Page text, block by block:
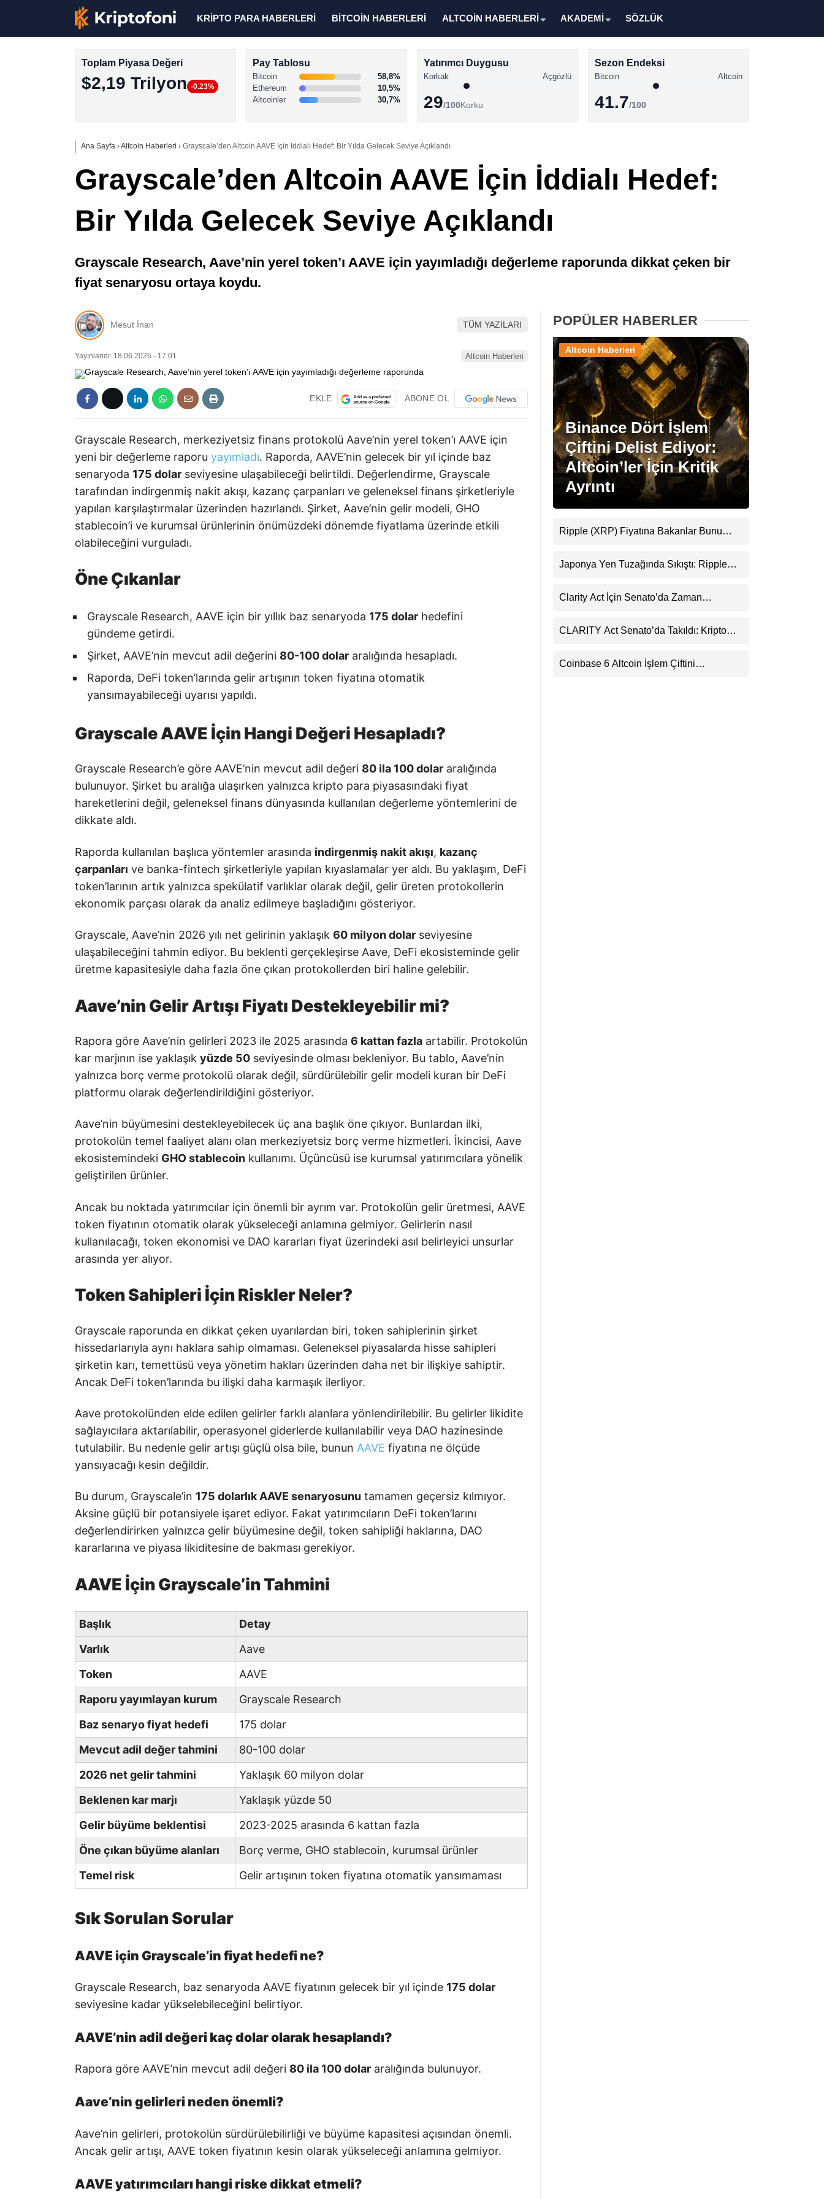
Altcoin Haberleri
Facebook
Instagram
Youtube
TikTok
KRİPTO PARA HABERLERİ BİTCOİN HABERLERİ ALTCOİN HABERLERİ AKADEMİ SÖZLÜK
Toplam Piyasa Değeri
$2,19 Trilyon -0.23%
Pay Tablosu
Bitcoin
58,8%
Ethereum
10,5%
Altcoinler
30,7%
Yatırımcı Duygusu
Korkak Açgözlü
29/100Korku
Sezon Endeksi
Bitcoin Altcoin
41.7/100
Ana Sayfa ›Altcoin Haberleri › Grayscale’den Altcoin AAVE İçin İddialı Hedef: Bir Yılda Gelecek Seviye Açıklandı
Grayscale’den Altcoin AAVE İçin İddialı Hedef:
Bir Yılda Gelecek Seviye Açıklandı
Grayscale Research, Aave’nin yerel token’ı AAVE için yayımladığı değerleme raporunda dikkat çeken bir
fiyat senaryosu ortaya koydu.
Mesut İnan TÜM YAZILARI
Yayınlandı: 18.06.2026 - 17:01 Altcoin Haberleri
EKLE ABONE OL
Grayscale Research, merkeziyetsiz finans protokolü Aave’nin yerel token’ı AAVE için
yeni bir değerleme raporu yayımladı. Raporda, AAVE’nin gelecek bir yıl içinde baz
senaryoda 175 dolar seviyesine ulaşabileceği belirtildi. Değerlendirme, Grayscale
tarafından indirgenmiş nakit akışı, kazanç çarpanları ve geleneksel finans şirketleriyle
yapılan karşılaştırmalar üzerinden hazırlandı. Şirket, Aave’nin gelir modeli, GHO
stablecoin’i ve kurumsal ürünlerinin önümüzdeki dönemde fiyatlama üzerinde etkili
olabileceğini vurguladı.
Öne Çıkanlar
Grayscale Research, AAVE için bir yıllık baz senaryoda 175 dolar hedefini
gündeme getirdi.
Şirket, AAVE’nin mevcut adil değerini 80-100 dolar aralığında hesapladı.
Raporda, DeFi token’larında gelir artışının token fiyatına otomatik
yansımayabileceği uyarısı yapıldı.
Grayscale AAVE İçin Hangi Değeri Hesapladı?
Grayscale Research’e göre AAVE’nin mevcut adil değeri 80 ila 100 dolar aralığında
bulunuyor. Şirket bu aralığa ulaşırken yalnızca kripto para piyasasındaki fiyat
hareketlerini değil, geleneksel finans dünyasında kullanılan değerleme yöntemlerini de
dikkate aldı.
Raporda kullanılan başlıca yöntemler arasında indirgenmiş nakit akışı, kazanç
çarpanları ve banka-fintech şirketleriyle yapılan kıyaslamalar yer aldı. Bu yaklaşım, DeFi
token’larının artık yalnızca spekülatif varlıklar olarak değil, gelir üreten protokollerin
ekonomik parçası olarak da analiz edilmeye başladığını gösteriyor.
Grayscale, Aave’nin 2026 yılı net gelirinin yaklaşık 60 milyon dolar seviyesine
ulaşabileceğini tahmin ediyor. Bu beklenti gerçekleşirse Aave, DeFi ekosisteminde gelir
üretme kapasitesiyle daha fazla öne çıkan protokollerden biri haline gelebilir.
Aave’nin Gelir Artışı Fiyatı Destekleyebilir mi?
Rapora göre Aave’nin gelirleri 2023 ile 2025 arasında 6 kattan fazla artabilir. Protokolün
kar marjının ise yaklaşık yüzde 50 seviyesinde olması bekleniyor. Bu tablo, Aave’nin
yalnızca borç verme protokolü olarak değil, sürdürülebilir gelir modeli kuran bir DeFi
platformu olarak değerlendirildiğini gösteriyor.
Aave’nin büyümesini destekleyebilecek üç ana başlık öne çıkıyor. Bunlardan ilki,
protokolün temel faaliyet alanı olan merkeziyetsiz borç verme hizmetleri. İkincisi, Aave
ekosistemindeki GHO stablecoin kullanımı. Üçüncüsü ise kurumsal yatırımcılara yönelik
geliştirilen ürünler.
Ancak bu noktada yatırımcılar için önemli bir ayrım var. Protokolün gelir üretmesi, AAVE
token fiyatının otomatik olarak yükseleceği anlamına gelmiyor. Gelirlerin nasıl
kullanılacağı, token ekonomisi ve DAO kararları fiyat üzerindeki asıl belirleyici unsurlar
arasında yer alıyor.
Token Sahipleri İçin Riskler Neler?
Grayscale raporunda en dikkat çeken uyarılardan biri, token sahiplerinin şirket
hissedarlarıyla aynı haklara sahip olmaması. Geleneksel piyasalarda hisse sahipleri
şirketin karı, temettüsü veya yönetim hakları üzerinden daha net bir ilişkiye sahiptir.
Ancak DeFi token’larında bu ilişki daha karmaşık ilerliyor.
Aave protokolünden elde edilen gelirler farklı alanlara yönlendirilebilir. Bu gelirler likidite
sağlayıcılara aktarılabilir, operasyonel giderlerde kullanılabilir veya DAO hazinesinde
tutulabilir. Bu nedenle gelir artışı güçlü olsa bile, bunun AAVE fiyatına ne ölçüde
yansıyacağı kesin değildir.
Bu durum, Grayscale’in 175 dolarlık AAVE senaryosunu tamamen geçersiz kılmıyor.
Aksine güçlü bir potansiyele işaret ediyor. Fakat yatırımcıların DeFi token’larını
değerlendirirken yalnızca gelir büyümesine değil, token sahipliği haklarına, DAO
kararlarına ve piyasa likiditesine de bakması gerekiyor.
AAVE İçin Grayscale’in Tahmini
Başlık
Detay
Varlık
Aave
Token
AAVE
Raporu yayımlayan kurum
Grayscale Research
Baz senaryo fiyat hedefi
175 dolar
Mevcut adil değer tahmini
80-100 dolar
2026 net gelir tahmini
Yaklaşık 60 milyon dolar
Beklenen kar marjı
Yaklaşık yüzde 50
Gelir büyüme beklentisi
2023-2025 arasında 6 kattan fazla
Öne çıkan büyüme alanları
Borç verme, GHO stablecoin, kurumsal ürünler
Temel risk
Gelir artışının token fiyatına otomatik yansımaması
Sık Sorulan Sorular
AAVE için Grayscale’in fiyat hedefi ne?
Grayscale Research, baz senaryoda AAVE fiyatının gelecek bir yıl içinde 175 dolar
seviyesine kadar yükselebileceğini belirtiyor.
AAVE’nin adil değeri kaç dolar olarak hesaplandı?
Rapora göre AAVE’nin mevcut adil değeri 80 ila 100 dolar aralığında bulunuyor.
Aave’nin gelirleri neden önemli?
Aave’nin gelirleri, protokolün sürdürülebilirliği ve büyüme kapasitesi açısından önemli.
Ancak gelir artışı, AAVE token fiyatının kesin olarak yükseleceği anlamına gelmiyor.
AAVE yatırımcıları hangi riske dikkat etmeli?
POPÜLER HABERLER
Binance Dört İşlem
Çiftini Delist Ediyor:
Altcoin’ler İçin Kritik
Ayrıntı
Altcoin Haberleri
Ripple (XRP) Fiyatına Bakanlar Bunu
Uyarı
Japonya Yen Tuzağında Sıkıştı: Ripple
Clarity Act İçin Senato’da Zaman
CLARITY Act Senato’da Takıldı: Kripto
Coinbase 6 Altcoin İşlem Çiftini